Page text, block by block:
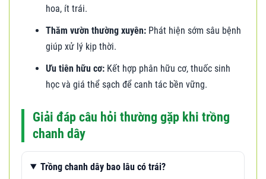
hoa, ít trái.
Thăm vườn thường xuyên:Phát hiện sớm sâu bệnh
giúp xử lý kịp thời.
Ưu tiên hữu cơ:Kết hợp phân hữu cơ, thuốc sinh
học và giá thể sạch để canh tác bền vững.
Giải đáp câu hỏi thường gặp khi trồng
chanh dây
Trồng chanh dây bao lâu có trái?